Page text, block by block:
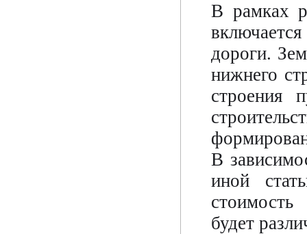
В рамках
дороги.
нижнего
строения
В
иной
будет